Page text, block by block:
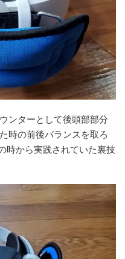
ンターとして後頭部部分
時の前後バランスを取ろ
時から実践されていた裏技